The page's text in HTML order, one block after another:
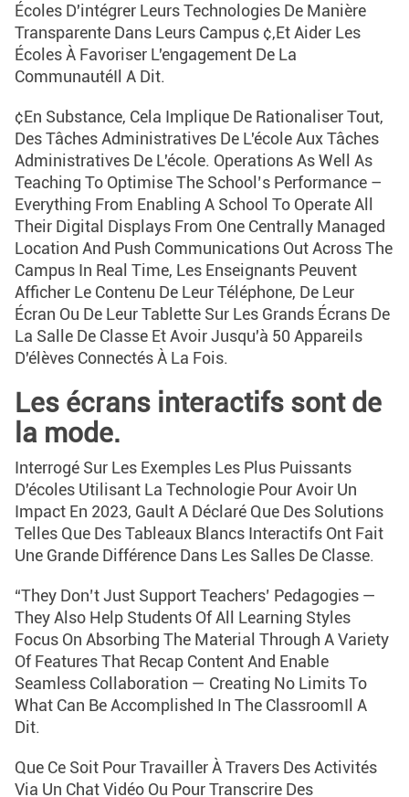
Écoles D'intégrer Leurs Technologies De Manière
Transparente Dans Leurs Campus ¢,et Aider Les
Écoles À Favoriser L'engagement De La
CommunautéIl A Dit.
¢En Substance, Cela Implique De Rationaliser Tout,
Des Tâches Administratives De L'école Aux Tâches
Administratives De L'école. Operations As Well As
Teaching To Optimise The School’s Performance –
Everything From Enabling A School To Operate All
Their Digital Displays From One Centrally Managed
Location And Push Communications Out Across The
Campus In Real Time, Les Enseignants Peuvent
Afficher Le Contenu De Leur Téléphone, De Leur
Écran Ou De Leur Tablette Sur Les Grands Écrans De
La Salle De Classe Et Avoir Jusqu'à 50 Appareils
D'élèves Connectés À La Fois.
Les écrans interactifs sont de
la mode.
Interrogé Sur Les Exemples Les Plus Puissants
D'écoles Utilisant La Technologie Pour Avoir Un
Impact En 2023, Gault A Déclaré Que Des Solutions
Telles Que Des Tableaux Blancs Interactifs Ont Fait
Une Grande Différence Dans Les Salles De Classe.
“They Don’t Just Support Teachers’ Pedagogies —
They Also Help Students Of All Learning Styles
Focus On Absorbing The Material Through A Variety
Of Features That Recap Content And Enable
Seamless Collaboration — Creating No Limits To
What Can Be Accomplished In The ClassroomIl A
Dit.
Que Ce Soit Pour Travailler À Travers Des Activités
Via Un Chat Vidéo Ou Pour Transcrire Des